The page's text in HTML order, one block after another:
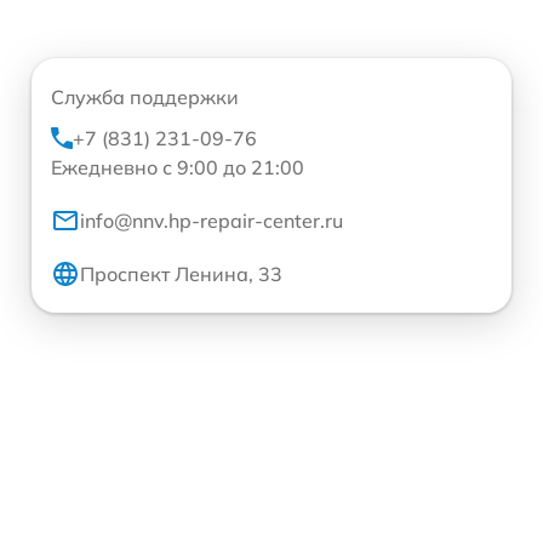
Служба поддержки
+7 (831) 231-09-76
Ежедневно с 9:00 до 21:00
info@nnv.hp-repair-center.ru
Проспект Ленина, 33